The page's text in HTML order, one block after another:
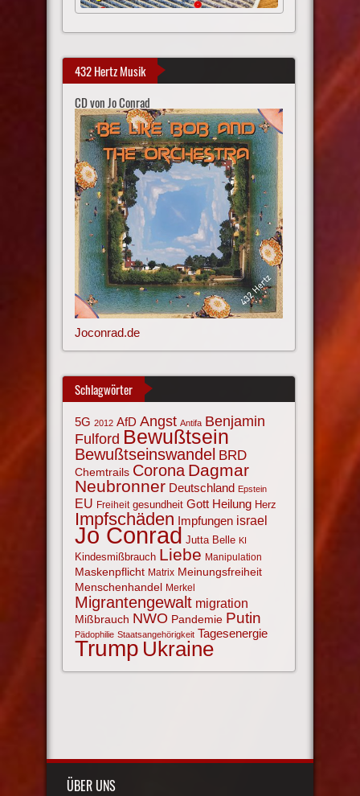
432 Hertz Musik
CD von Jo Conrad
Joconrad.de
Schlagwörter
5G 2012 AfD Angst Antifa Benjamin
Fulford Bewußtsein
Bewußtseinswandel BRD
Chemtrails Corona Dagmar
Neubronner Deutschland Epstein
EU Freiheit gesundheit Gott Heilung Herz
Impfschäden Impfungen israel
Jo Conrad Jutta Belle KI
Kindesmißbrauch Liebe Manipulation
Maskenpflicht Matrix Meinungsfreiheit
Menschenhandel Merkel
Migrantengewalt migration
Mißbrauch NWO Pandemie Putin
Pädophilie Staatsangehörigkeit Tagesenergie
Trump Ukraine
ÜBER UNS